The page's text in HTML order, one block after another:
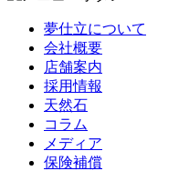
夢仕立について
会社概要
店舗案内
採用情報
天然石
コラム
メディア
保険補償